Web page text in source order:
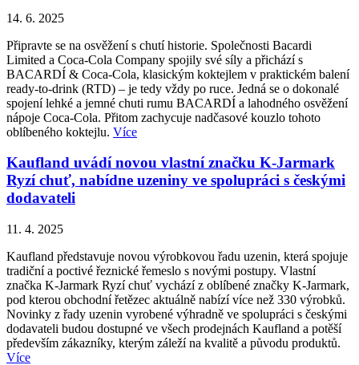
14. 6. 2025
Připravte se na osvěžení s chutí historie. Společnosti Bacardi
Limited a Coca-Cola Company spojily své síly a přichází s
BACARDÍ & Coca-Cola, klasickým koktejlem v praktickém balení
ready-to-drink (RTD) – je tedy vždy po ruce. Jedná se o dokonalé
spojení lehké a jemné chuti rumu BACARDÍ a lahodného osvěžení
nápoje Coca-Cola. Přitom zachycuje nadčasové kouzlo tohoto
oblíbeného koktejlu. Více
Kaufland uvádí novou vlastní značku K-Jarmark
Ryzí chuť, nabídne uzeniny ve spolupráci s českými
dodavateli
11. 4. 2025
Kaufland představuje novou výrobkovou řadu uzenin, která spojuje
tradiční a poctivé řeznické řemeslo s novými postupy. Vlastní
značka K-Jarmark Ryzí chuť vychází z oblíbené značky K-Jarmark,
pod kterou obchodní řetězec aktuálně nabízí více než 330 výrobků.
Novinky z řady uzenin vyrobené výhradně ve spolupráci s českými
dodavateli budou dostupné ve všech prodejnách Kaufland a potěší
především zákazníky, kterým záleží na kvalitě a původu produktů.
Více